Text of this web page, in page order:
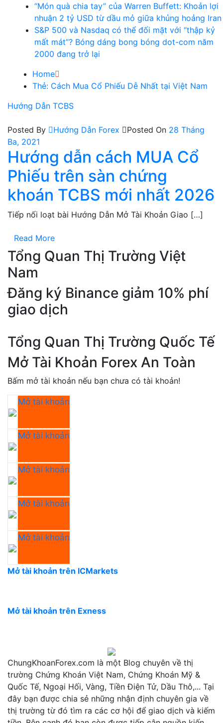
“Món quà chia tay” của Warren Buffett: Khoản lợi
nhuận 2 tỷ USD từ dầu mỏ giữa khủng hoảng Iran
S&P 500 và Nasdaq có thể đối mặt với “thập kỷ
mất mát”? Bóng dáng bong bóng dot-com năm
2000 đang trở lại
Home
Thẻ: Cách Mua Cổ Phiếu Dễ Nhất tại Việt Nam
Hướng Dẫn TCBS
Posted By Hướng Dẫn Forex Posted On 28 Tháng
Ba, 2021
Hướng dẫn cách MUA Cổ
Phiếu trên sàn chứng
khoán TCBS mới nhất 2026
Tiếp nối loạt bài Hướng Dẫn Mở Tài Khoản Giao […]
Read More
Tổng Quan Thị Trường Việt
Nam
Đăng ký Binance giảm 10% phí
giao dịch
Tổng Quan Thị Trường Quốc Tế
Mở Tài Khoản Forex An Toàn
Bấm mở tài khoản nếu bạn chưa có tài khoản!
Mở tài khoản
Mở tài khoản
Mở tài khoản
Mở tài khoản
Mở tài khoản
Mở tài khoản trên ICMarkets
Mở tài khoản trên Exness
ChungKhoanForex.com là một Blog chuyên về thị
trường Chứng Khoán Việt Nam, Chứng Khoán Mỹ &
Quốc Tế, Ngoại Hối, Vàng, Tiền Điện Tử, Dầu Thô,... Tại
đây bạn được chia sẻ những nhận định chuyên gia về
thị trường từ đó tìm ra các cơ hội để giao dịch và kiếm